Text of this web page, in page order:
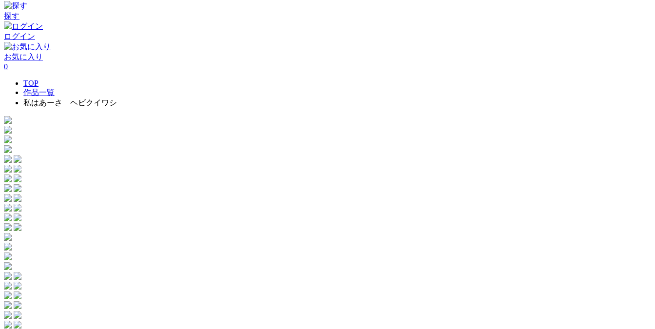
探す
ログイン
お気に入り
0
TOP
作品一覧
私はあーさ ヘビクイワシ